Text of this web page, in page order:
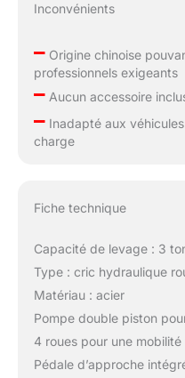
Inconvénients
–Origine chinoise
professionnels exigeants
–Aucun accessoire
–Inadapté aux
charge
Fiche technique
Capacité de levage : 3
Type : cric hydraulique
Matériau : acier
Pompe double piston
4 roues pour une
Pédale d’approche